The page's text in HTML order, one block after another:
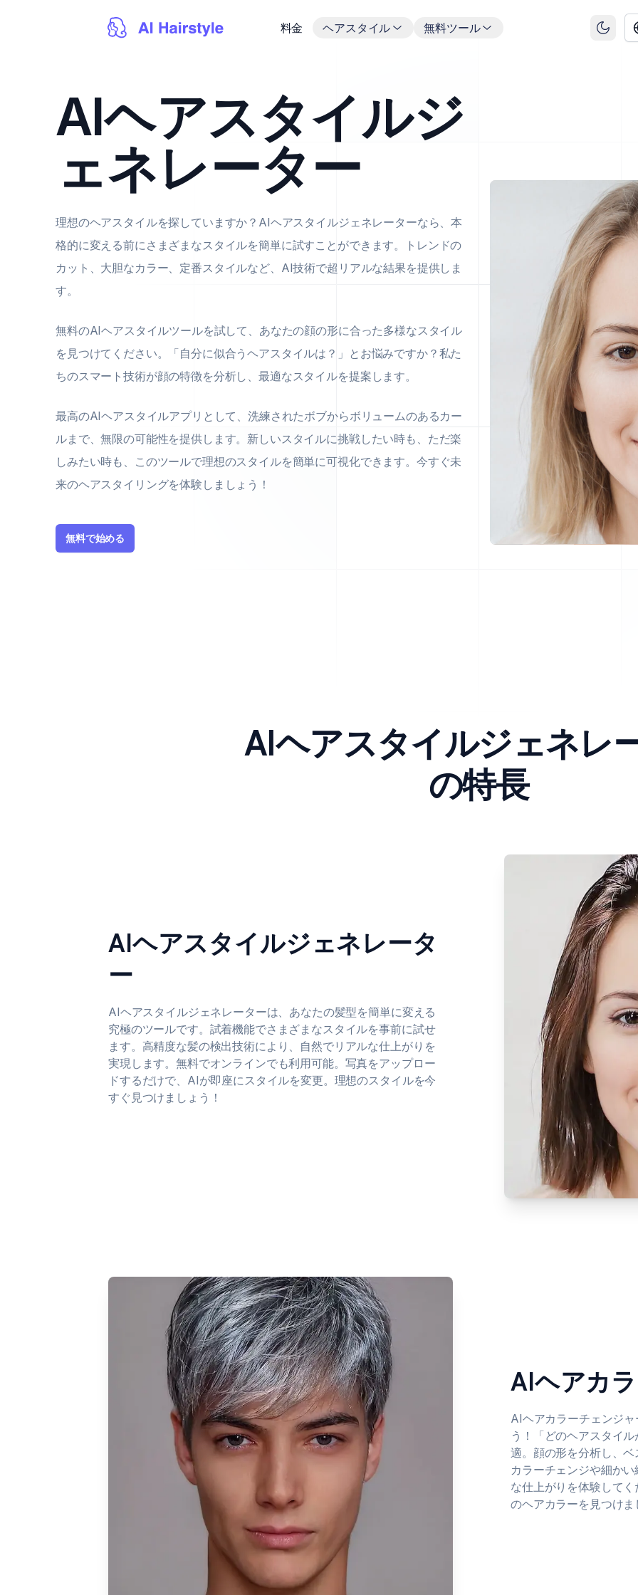
料金 ヘアスタイル 無料ツール
AIヘアスタイルジ
ェネレーター
理想のヘアスタイルを探していますか？AIヘアスタイルジェネレーターなら、本
格的に変える前にさまざまなスタイルを簡単に試すことができます。トレンドの
カット、大胆なカラー、定番スタイルなど、AI技術で超リアルな結果を提供しま
す。
無料のAIヘアスタイルツールを試して、あなたの顔の形に合った多様なスタイル
を見つけてください。「自分に似合うヘアスタイルは？」とお悩みですか？私た
ちのスマート技術が顔の特徴を分析し、最適なスタイルを提案します。
最高のAIヘアスタイルアプリとして、洗練されたボブからボリュームのあるカー
ルまで、無限の可能性を提供します。新しいスタイルに挑戦したい時も、ただ楽
しみたい時も、このツールで理想のスタイルを簡単に可視化できます。今すぐ未
来のヘアスタイリングを体験しましょう！
無料で始める
AIヘアスタイルジェネレ
の特長
AIヘアスタイルジェネレータ
ー
AIヘアスタイルジェネレーターは、あなたの髪型を簡単に変える
究極のツールです。試着機能でさまざまなスタイルを事前に試せ
ます。高精度な髪の検出技術により、自然でリアルな仕上がりを
実現します。無料でオンラインでも利用可能。写真をアップロー
ドするだけで、AIが即座にスタイルを変更。理想のスタイルを今
すぐ見つけましょう！
AIヘアカ
AIヘアカラーチェンジ
う！「どのヘアスタイ
適。顔の形を分析し、
カラーチェンジや細か
な仕上がりを体験して
のヘアカラーを見つけま